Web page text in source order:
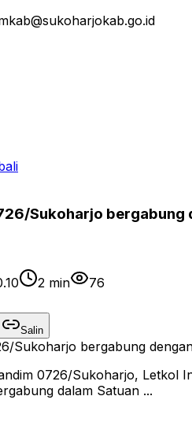
Sukoharjo bergabung
2 min
76
Salin
0726/Sukoharjo, Letkol
dalam Satuan ...